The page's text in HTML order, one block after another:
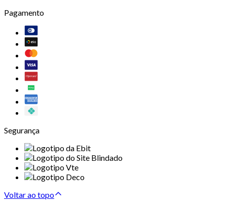
Pagamento
Segurança
Voltar ao topo